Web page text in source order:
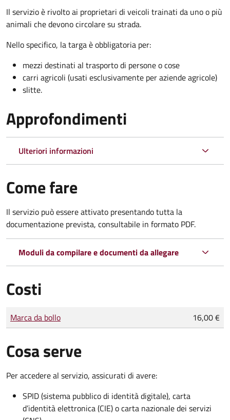
Il servizio è rivolto ai proprietari di veicoli trainati da uno o più
animali che devono circolare su strada.
Nello specifico, la targa è obbligatoria per:
mezzi destinati al trasporto di persone o cose
carri agricoli (usati esclusivamente per aziende agricole)
slitte.
Approfondimenti
Ulteriori informazioni
Come fare
Il servizio può essere attivato presentando tutta la
documentazione prevista, consultabile in formato PDF.
Moduli da compilare e documenti da allegare
Costi
Tipo di pagamento
Importo
Marca da bollo 16,00 €
Cosa serve
Per accedere al servizio, assicurati di avere:
SPID (sistema pubblico di identità digitale), carta
d’identità elettronica (CIE) o carta nazionale dei servizi